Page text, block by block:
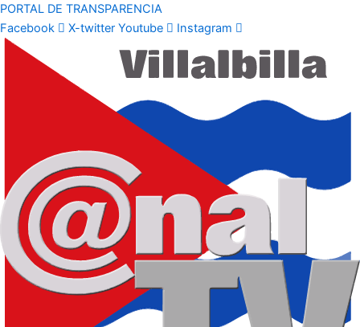
PORTAL DE TRANSPARENCIA
Facebook
X-twitter Youtube Instagram